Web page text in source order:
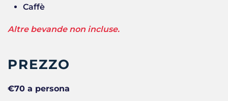
Caffè
Altre bevande non incluse.
PREZZO
€70 a persona